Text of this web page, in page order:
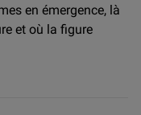
en émergence, là
et où la figure